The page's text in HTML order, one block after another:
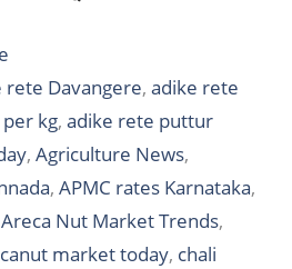
rete Davangere,adike rete
kg, adike rete puttur
, Agriculture News,
, APMC rates Karnataka,
Areca Nut Market Trends,
market today, chali